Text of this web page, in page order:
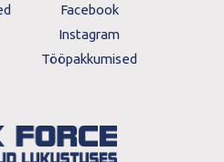
Facebook
Instagram
Tööpakkumised